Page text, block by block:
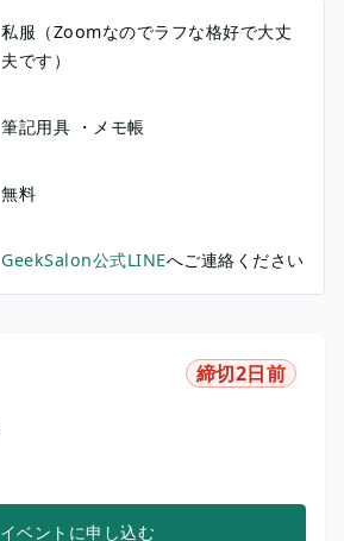
私服（Zoomなのでラフな格好で大丈
夫です）
筆記用具 ・メモ帳
無料
GeekSalon公式LINEへご連絡ください
締切2日前
イベントに申し込む